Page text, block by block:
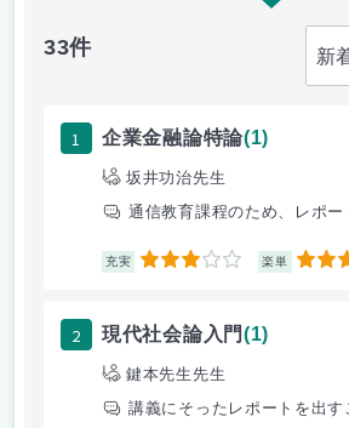
33件
1 企業金融論特論(1)
坂井功治先生
通信教育課程のため、レポー
充実 3 楽単 3
2 現代社会論入門(1)
鍵本先生先生
講義にそったレポートを出す